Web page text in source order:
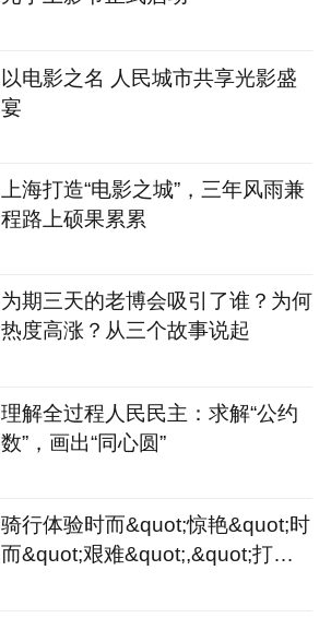
以电影之名 人民城市共享光影盛
宴
上海打造“电影之城”，三年风雨兼
程路上硕果累累
为期三天的老博会吸引了谁？为何
热度高涨？从三个故事说起
理解全过程人民民主：求解“公约
数”，画出“同心圆”
骑行体验时而&quot;惊艳&quot;时
而&quot;艰难&quot;,&quot;打造